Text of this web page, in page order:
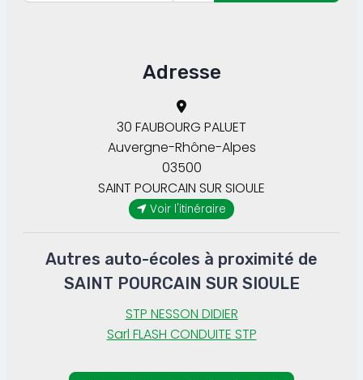
Adresse
30 FAUBOURG PALUET
SAINT POURCAIN SUR SIOULE
Auvergne-Rhône-Alpes
03500
Voir l'itinéraire
Autres auto-écoles à proximité de
SAINT POURCAIN SUR SIOULE
STP NESSON DIDIER
Sarl FLASH CONDUITE STP